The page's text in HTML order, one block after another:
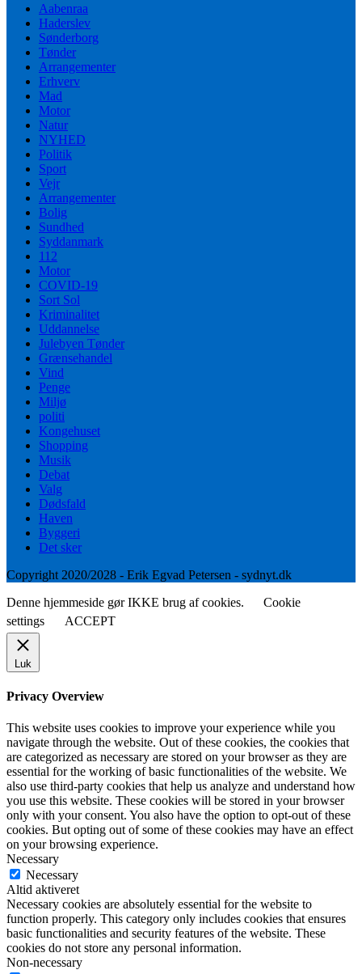
Aabenraa
Haderslev
Sønderborg
Tønder
Arrangementer
Erhverv
Mad
Motor
Natur
NYHED
Politik
Sport
Vejr
Arrangementer
Bolig
Sundhed
Syddanmark
112
Motor
COVID-19
Sort Sol
Kriminalitet
Uddannelse
Julebyen Tønder
Grænsehandel
Vind
Penge
Miljø
politi
Kongehuset
Shopping
Musik
Debat
Valg
Dødsfald
Haven
Byggeri
Det sker
Copyright 2020/2028 - Erik Egvad Petersen - sydnyt.dk
Denne hjemmeside gør IKKE brug af cookies.
Cookie
settings
ACCEPT
Luk
Privacy Overview
This website uses cookies to improve your experience while you
navigate through the website. Out of these cookies, the cookies that
are categorized as necessary are stored on your browser as they are
essential for the working of basic functionalities of the website. We
also use third-party cookies that help us analyze and understand how
you use this website. These cookies will be stored in your browser
only with your consent. You also have the option to opt-out of these
cookies. But opting out of some of these cookies may have an effect
on your browsing experience.
Necessary
Necessary
Altid aktiveret
Necessary cookies are absolutely essential for the website to
function properly. This category only includes cookies that ensures
basic functionalities and security features of the website. These
cookies do not store any personal information.
Non-necessary